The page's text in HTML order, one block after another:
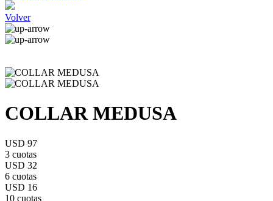
Volver
COLLAR MEDUSA
USD 97
3 cuotas
USD 32
6 cuotas
USD 16
10 cuotas